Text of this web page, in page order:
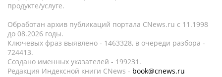
продукте/услуге.
Обработан архив публикаций портала CNews.ru c 11.1998
до 08.2026 годы.
Ключевых фраз выявлено - 1463328, в очереди разбора -
724413.
Создано именных указателей - 199231.
Редакция Индексной книги CNews - book@cnews.ru